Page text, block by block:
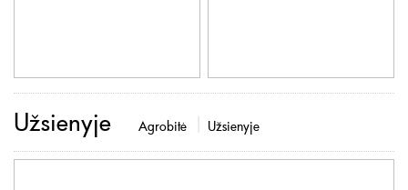
Užsienyje Agrobitė Užsienyje